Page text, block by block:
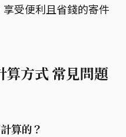
受便利且省錢的寄件
算方式 常見問題
算的？